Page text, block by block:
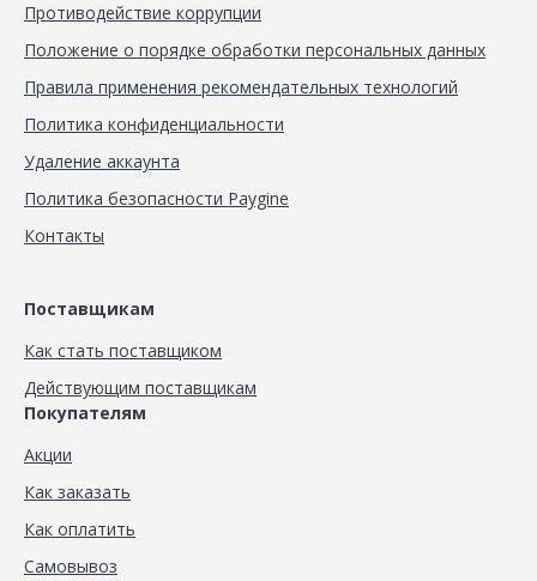
Противодействие коррупции
Положение о порядке обработки персональных данных
Правила применения рекомендательных технологий
Политика конфиденциальности
Удаление аккаунта
Политика безопасности Paygine
Контакты
Поставщикам
Как стать поставщиком
Действующим поставщикам
Покупателям
Акции
Как заказать
Как оплатить
Самовывоз